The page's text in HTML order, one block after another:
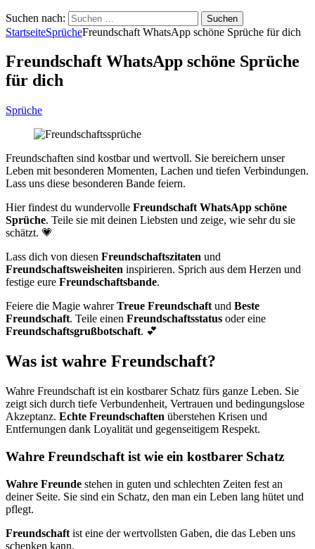
Suchen nach:
StartseiteSprücheFreundschaft WhatsApp schöne Sprüche für dich
Freundschaft WhatsApp schöne Sprüche
für dich
Sprüche
Freundschaften sind kostbar und wertvoll. Sie bereichern unser
Leben mit besonderen Momenten, Lachen und tiefen Verbindungen.
Lass uns diese besonderen Bande feiern.
Hier findest du wundervolle Freundschaft WhatsApp schöne
Sprüche. Teile sie mit deinen Liebsten und zeige, wie sehr du sie
schätzt. 💗
Lass dich von diesen Freundschaftszitaten und
Freundschaftsweisheiten inspirieren. Sprich aus dem Herzen und
festige eure Freundschaftsbande.
Feiere die Magie wahrerTreue Freundschaft und Beste
Freundschaft. Teile einen Freundschaftsstatus oder eine
Freundschaftsgrußbotschaft. 💕
Was ist wahre Freundschaft?
Wahre Freundschaft ist ein kostbarer Schatz fürs ganze Leben. Sie
zeigt sich durch tiefe Verbundenheit, Vertrauen und bedingungslose
Akzeptanz. Echte Freundschaften überstehen Krisen und
Entfernungen dank Loyalität und gegenseitigem Respekt.
Wahre Freundschaft ist wie ein kostbarer Schatz
Wahre Freunde stehen in guten und schlechten Zeiten fest an
deiner Seite. Sie sind ein Schatz, den man ein Leben lang hütet und
pflegt.
Freundschaft ist eine der wertvollsten Gaben, die das Leben uns
schenken kann.